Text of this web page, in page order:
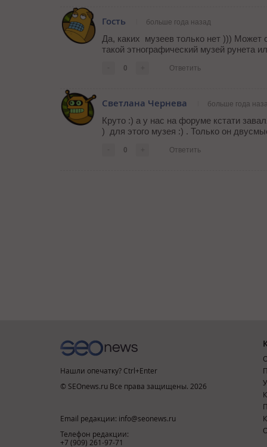
Гость больше года назад
Да, каких музеев только нет ))) Может
такой этнографический музей рунета
0 Ответить
Светлана Чернева больше года
Круто :) а у нас на форуме кстати
) для этого музея :) . Только он
0 Ответить
Нашли опечатку? Ctrl+Enter
© SEOnews.ru Все права защищены. 2026
Email редакции: info@seonews.ru
Телефон редакции:
+7 (909) 261-97-71